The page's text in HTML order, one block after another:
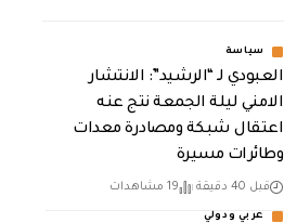
سياسة
العبودي لـ “الرشيد”: الانتشار
الامني ليلة الجمعة نتج عنه
اعتقال شبكة ومصادرة معدات
وطائرات مسيرة
قبل 40 دقيقة 19 مشاهدات
عربي ودولي